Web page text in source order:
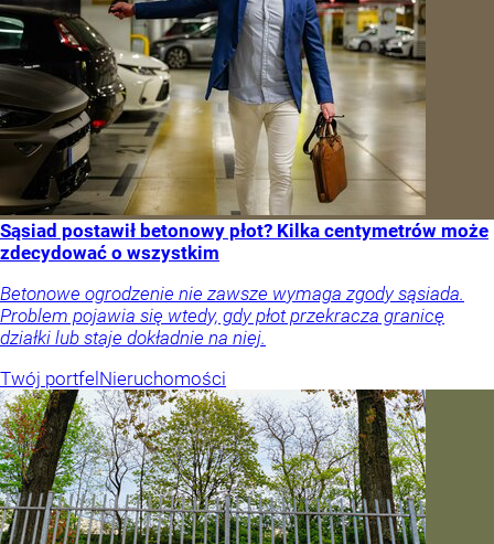
Sąsiad postawił betonowy płot? Kilka centymetrów może
zdecydować o wszystkim
Betonowe ogrodzenie nie zawsze wymaga zgody sąsiada.
Problem pojawia się wtedy, gdy płot przekracza granicę
działki lub staje dokładnie na niej.
Twój portfel Nieruchomości